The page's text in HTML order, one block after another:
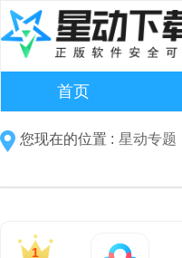
首页
您现在的位置 : 星动专题